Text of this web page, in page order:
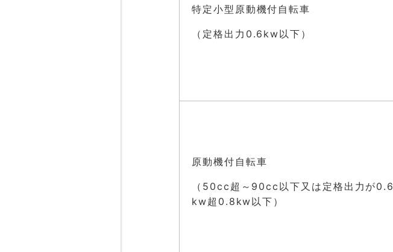
特定小型原動機付自転車
（定格出力0.6kw以下）
原動機付自転車
（50cc超～90cc以下又は定格出力が0.6
kw超0.8kw以下）